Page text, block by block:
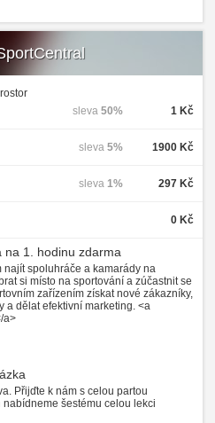
1 Kč
sleva 50%
1900 Kč
sleva 5%
297 Kč
sleva 1%
0 Kč
na 1. hodinu zdarma
spoluhráče a kamarády na
si místo na sportování a zúčastnit se
zařízením získat nové zákazníky,
a dělat efektivní marketing. <a
a>
Přijďte k nám s celou partou
šestému celou lekci